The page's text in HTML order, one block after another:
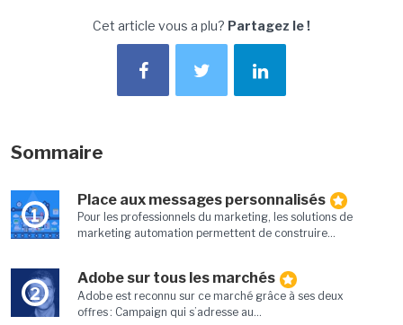
Cet article vous a plu? Partagez le !
Sommaire
1
Place aux messages personnalisés
Pour les professionnels du marketing, les solutions de
marketing automation permettent de construire...
2
Adobe sur tous les marchés
Adobe est reconnu sur ce marché grâce à ses deux
offres : Campaign qui s’adresse au...